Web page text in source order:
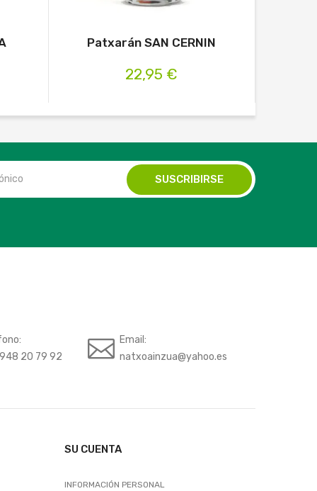
Patxarán SAN CERNIN
22,95 €
20 79 92
Email:
natxoainzua@yahoo.es
SU CUENTA
INFORMACIÓN PERSONAL